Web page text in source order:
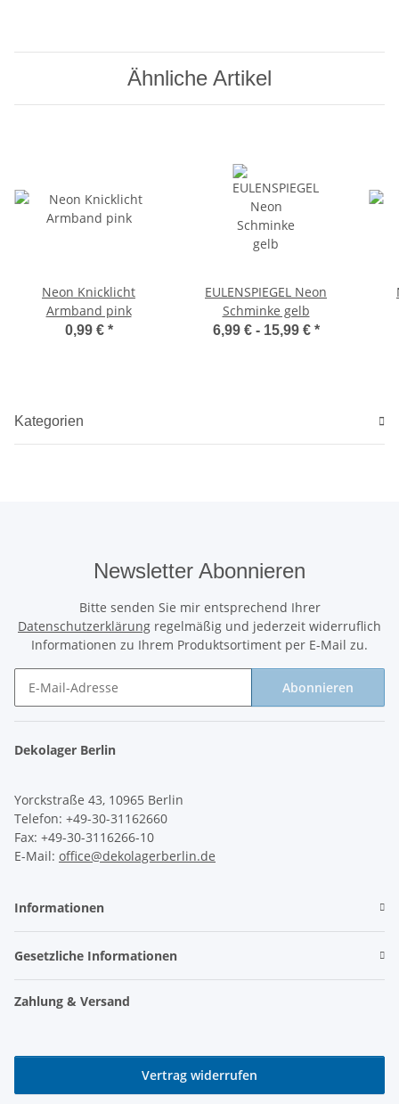
Ähnliche Artikel
Neon Knicklicht
Armband pink
0,99 € *
EULENSPIEGEL Neon
Schminke gelb
6,99 € - 15,99 € *
Kategorien
Newsletter Abonnieren
Bitte senden Sie mir entsprechend Ihrer
Datenschutzerklärung regelmäßig und jederzeit widerruflich
Informationen zu Ihrem Produktsortiment per E-Mail zu.
Abonnieren
Dekolager Berlin
Yorckstraße 43, 10965 Berlin
Telefon: +49-30-31162660
Fax: +49-30-3116266-10
E-Mail: office@dekolagerberlin.de
Informationen
Gesetzliche Informationen
Zahlung & Versand
Vertrag widerrufen